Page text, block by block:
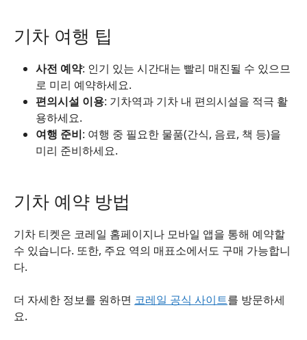
기차 여행 팁
사전 예약: 인기 있는 시간대는 빨리 매진될 수 있으므
로 미리 예약하세요.
편의시설 이용: 기차역과 기차 내 편의시설을 적극 활
용하세요.
여행 준비: 여행 중 필요한 물품(간식, 음료, 책 등)을
미리 준비하세요.
기차 예약 방법
기차 티켓은 코레일 홈페이지나 모바일 앱을 통해 예약할
수 있습니다. 또한, 주요 역의 매표소에서도 구매 가능합니
다.
더 자세한 정보를 원하면 코레일 공식 사이트를 방문하세
요.